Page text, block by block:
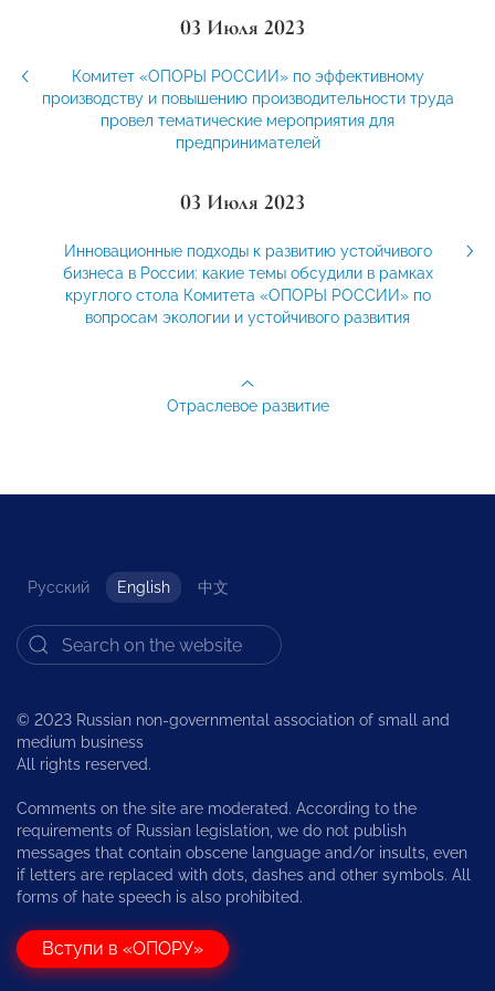
03 Июля 2023
Комитет «ОПОРЫ РОССИИ» по эффективному
производству и повышению производительности труда
провел тематические мероприятия для
предпринимателей
03 Июля 2023
Инновационные подходы к развитию устойчивого
бизнеса в России: какие темы обсудили в рамках
круглого стола Комитета «ОПОРЫ РОССИИ» по
вопросам экологии и устойчивого развития
Отраслевое развитие
Русский English 中文
© 2023 Russian non-governmental association of small and
medium business
All rights reserved.
Comments on the site are moderated. According to the
requirements of Russian legislation, we do not publish
messages that contain obscene language and/or insults, even
if letters are replaced with dots, dashes and other symbols. All
forms of hate speech is also prohibited.
Вступи в «ОПОРУ»